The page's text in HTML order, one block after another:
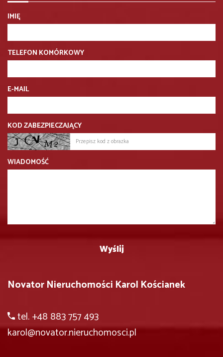
IMIĘ
TELEFON KOMÓRKOWY
E-MAIL
KOD ZABEZPIECZAJĄCY
WIADOMOŚĆ
Novator Nieruchomości Karol Kościanek
tel. +48 883 757 493
karol@novator.nieruchomosci.pl